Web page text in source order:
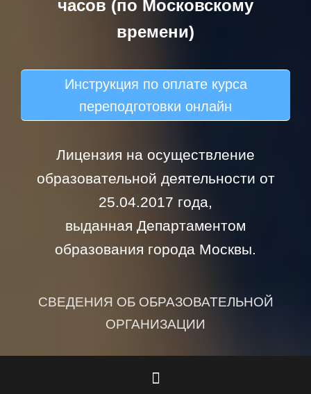
часов (по Московскому
времени)
Инструкция по оплате курса
переподготовки онлайн
Лицензия на осуществление
образовательной деятельности от
25.04.2017 года,
выданная Департаментом
образования города Москвы.
СВЕДЕНИЯ ОБ ОБРАЗОВАТЕЛЬНОЙ
ОРГАНИЗАЦИИ